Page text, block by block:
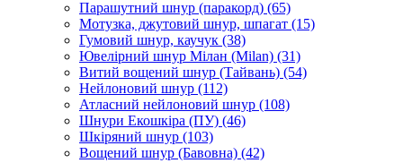
Парашутний шнур (паракорд) (65)
Мотузка, джутовий шнур, шпагат (15)
Гумовий шнур, каучук (38)
Ювелірний шнур Мілан (Milan) (31)
Витий вощений шнур (Тайвань) (54)
Нейлоновий шнур (112)
Атласний нейлоновий шнур (108)
Шнури Екошкіра (ПУ) (46)
Шкіряний шнур (103)
Вощений шнур (Бавовна) (42)